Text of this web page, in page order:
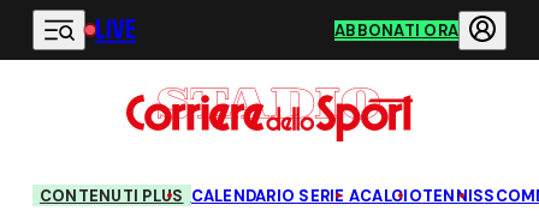
Vai al contenuto principale
LIVE ABBONATI ORA
CONTENUTI PLUS CALENDARIO SERIE ACALCIOTENNIS